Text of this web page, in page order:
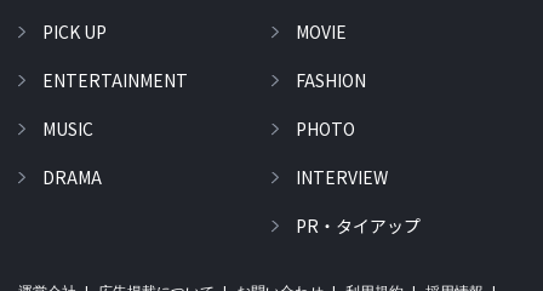
PICK UP
ENTERTAINMENT
MUSIC
DRAMA
MOVIE
FASHION
PHOTO
INTERVIEW
PR・タイアップ